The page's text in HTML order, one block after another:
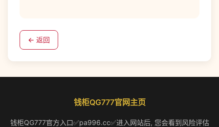
← 返回
钱柜QG777官网主页
钱柜QG777官方入口✅pa996.cc✅进入网站后, 您会看到风险评估